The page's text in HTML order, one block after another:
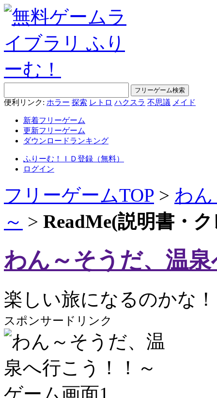
便利リンク: ホラー 探索 レトロ ハクスラ 不思議 メイド
新着フリーゲーム
更新フリーゲーム
ダウンロードランキング
ふりーむ！ＩＤ登録（無料）
ログイン
フリーゲームTOP > わ
～ > ReadMe(説明書・
わん～そうだ、温
楽しい旅になるのかな
スポンサードリンク